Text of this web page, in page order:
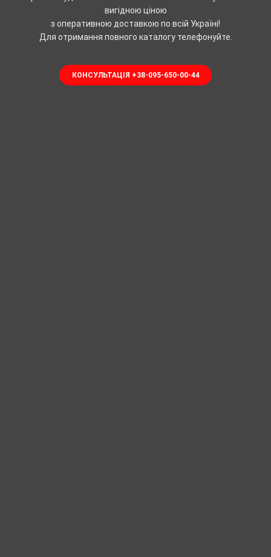
вигідною ціною
з оперативною доставкою по всій Україні!
Для отримання повного каталогу телефонуйте.
КОНСУЛЬТАЦІЯ +38-095-650-00-44